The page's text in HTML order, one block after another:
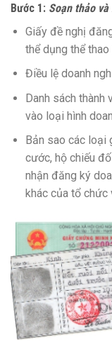
Bước 1: Soạn thảo
Giấy đề nghị
thể dụng thể
Điều lệ doanh
Danh sách thành
vào loại hình
Bản sao các loại
cước, hộ chiếu
nhận đăng ký
khác của tổ